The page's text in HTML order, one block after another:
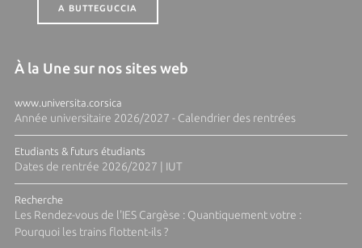
A BUTTEGUCCIA
À la Une sur nos sites web
www.universita.corsica
Année universitaire 2026/2027 - Calendrier des rentrées
Etudiants & futurs étudiants
Dates de rentrée 2026/2027 | IUT
Recherche
Les Rendez-vous de l'IES Cargèse : Quantiquement votre :
Pourquoi les trains flottent-ils ?